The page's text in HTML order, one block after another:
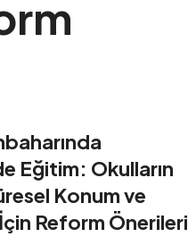
Eğitim: Okulların
Konum ve
Reform Önerileri